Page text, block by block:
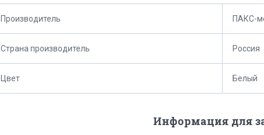
Производитель ПАКС-
Страна производитель Россия
Цвет Белый
Информация для